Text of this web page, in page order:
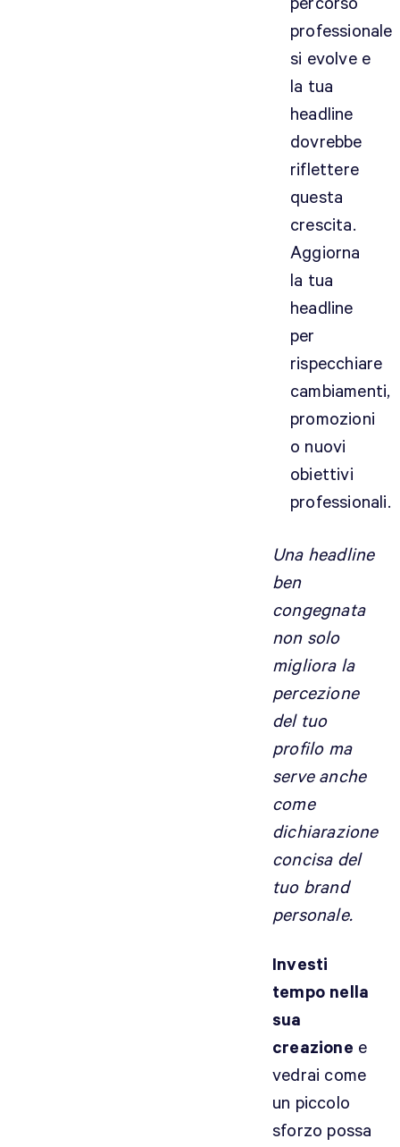
professionale
si evolve e
la tua
headline
dovrebbe
riflettere
questa
crescita.
Aggiorna
la tua
headline
per
rispecchiare
cambiamenti,
promozioni
o nuovi
obiettivi
professionali.
Una headline
ben
congegnata
non solo
migliora la
percezione
del tuo
profilo ma
serve anche
come
dichiarazione
concisa del
tuo brand
personale.
Investi
tempo nella
sua
creazione e
vedrai come
un piccolo
sforzo possa